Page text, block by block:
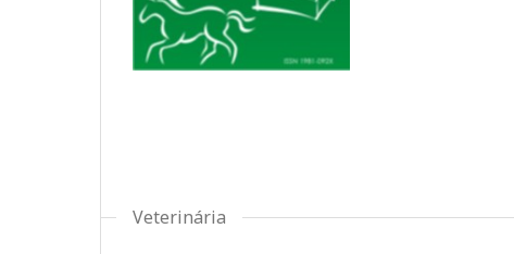
Veterinária